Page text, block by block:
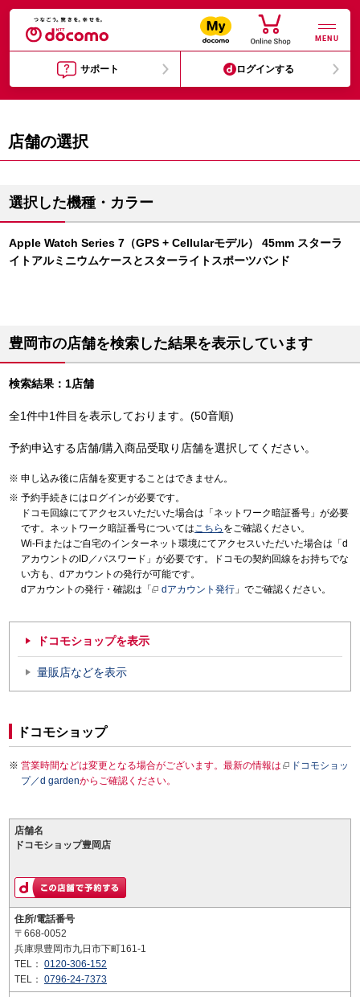
MENU
サポート ログインする
店舗の選択
選択した機種・カラー
Apple Watch Series 7（GPS + Cellularモデル） 45mm スターラ
イトアルミニウムケースとスターライトスポーツバンド
豊岡市の店舗を検索した結果を表示しています
検索結果：1店舗
全1件中1件目を表示しております。(50音順)
予約申込する店舗/購入商品受取り店舗を選択してください。
申し込み後に店舗を変更することはできません。
予約手続きにはログインが必要です。
ドコモ回線にてアクセスいただいた場合は「ネットワーク暗証番号」が必要
です。ネットワーク暗証番号についてはこちら をご確認ください。
Wi-Fiまたはご自宅のインターネット環境にてアクセスいただいた場合は「d
アカウントのID／パスワード」が必要です。ドコモの契約回線をお持ちでな
い方も、dアカウントの発行が可能です。
dアカウントの発行・確認は「
dアカウント発行 」でご確認ください。
ドコモショップを表示
量販店などを表示
ドコモショップ
営業時間などは変更となる場合がございます。最新の情報は
ドコモショッ
プ／d gardenからご確認ください。
店舗名
ドコモショップ豊岡店
住所/電話番号
〒668-0052
兵庫県豊岡市九日市下町161-1
TEL： 0120-306-152
TEL： 0796-24-7373